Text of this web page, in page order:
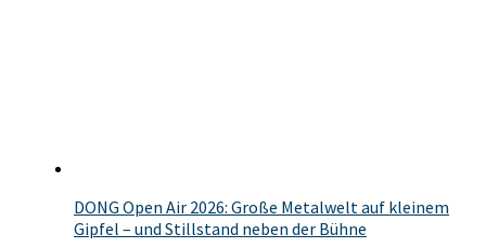
DONG Open Air 2026: Große Metalwelt auf kleinem
Gipfel – und Stillstand neben der Bühne